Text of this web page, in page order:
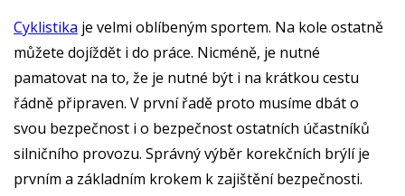
Cyklistika je velmi oblíbeným sportem. Na kole ostatně
můžete dojíždět i do práce. Nicméně, je nutné
pamatovat na to, že je nutné být i na krátkou cestu
řádně připraven. V první řadě proto musíme dbát o
svou bezpečnost i o bezpečnost ostatních účastníků
silničního provozu. Správný výběr korekčních brýlí je
prvním a základním krokem k zajištění bezpečnosti.